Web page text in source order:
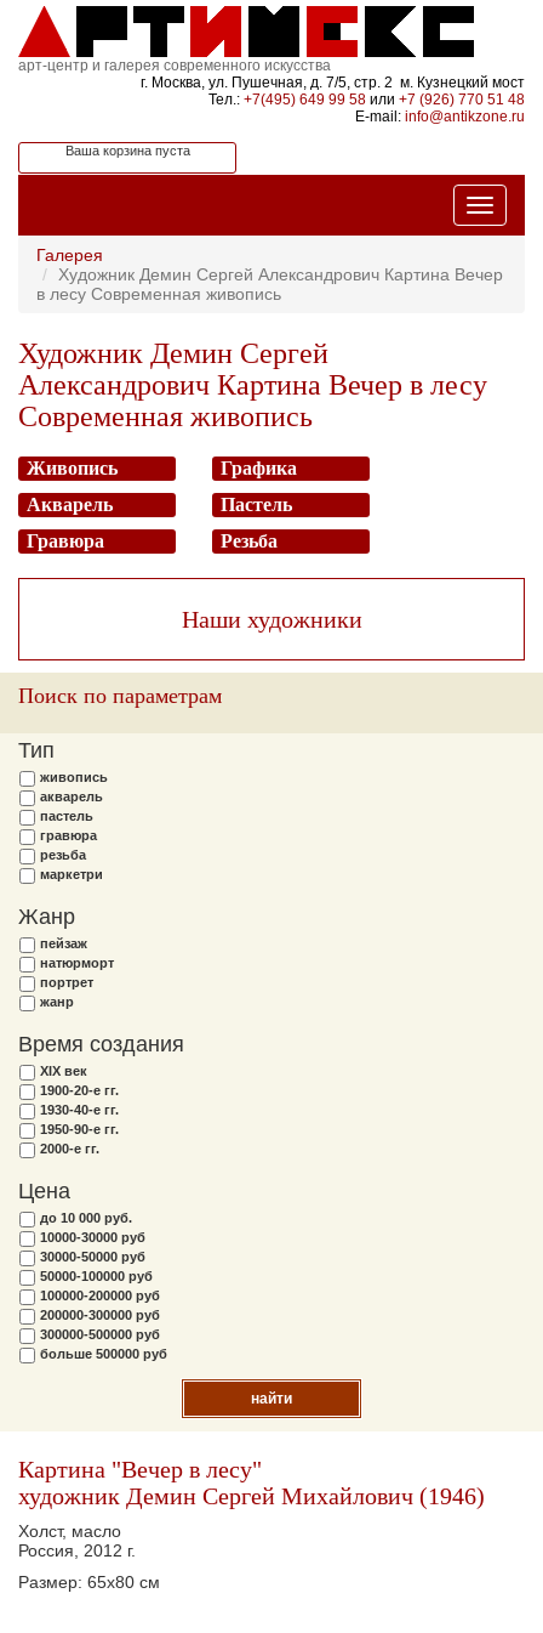
арт-центр и галерея современного искусства
г. Москва, ул. Пушечная, д. 7/5, стр. 2 м. Кузнецкий мост
Тел.: +7(495) 649 99 58 или +7 (926) 770 51 48
E-mail: info@antikzone.ru
Ваша корзина пуста
Галерея
Художник Демин Сергей Александрович Картина Вечер
в лесу Современная живопись
Художник Демин Сергей
Александрович Картина Вечер в лесу
Современная живопись
Живопись
Графика
Акварель
Пастель
Гравюра
Резьба
Наши художники
Поиск по параметрам
Тип
живопись
акварель
пастель
гравюра
резьба
маркетри
Жанр
пейзаж
натюрморт
портрет
жанр
Время создания
XIX век
1900-20-е гг.
1930-40-е гг.
1950-90-е гг.
2000-е гг.
Цена
до 10 000 руб.
10000-30000 руб
30000-50000 руб
50000-100000 руб
100000-200000 руб
200000-300000 руб
300000-500000 руб
больше 500000 руб
найти
Картина "Вечер в лесу"
художник Демин Сергей Михайлович (1946)
Холст, масло
Россия, 2012 г.
Размер: 65х80 см